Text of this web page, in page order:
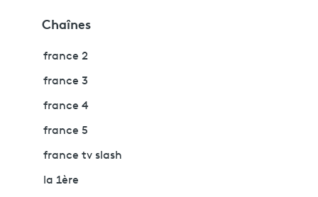
Chaînes
france 2
france 3
france 4
france 5
france tv slash
la 1ère